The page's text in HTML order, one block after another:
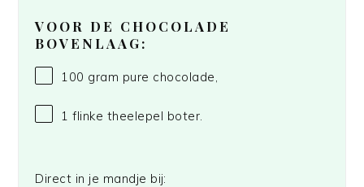
VOOR DE CHOCOLADE
BOVENLAAG:
100 gram pure chocolade,
1 flinke theelepel boter.
Direct in je mandje bij: